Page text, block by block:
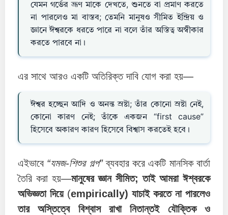
যেমন গর্ভের ভ্রূণ মাকে দেখতে, শুনতে বা প্রমাণ করতে
না পারলেও মা বাস্তব; তেমনি মানুষও সীমিত ইন্দ্রিয় ও
জ্ঞানে ঈশ্বরকে ধরতে পারে না বলে তাঁর অস্তিত্ব অস্বীকার
করতে পারবে না।
এর সাথে আরও একটি অতিরিক্ত দাবি যোগ করা হয়—
ঈশ্বর হচ্ছেন আদি ও অনন্ত স্রষ্টা; তাঁর কোনো স্রষ্টা নেই,
কোনো কারণ নেই; তাঁকে একজন “first cause”
হিসেবেঅকারণ কারণ হিসেবে বিশ্বাস করতেই হবে।
এইভাবে “যমজ-শিশুর গল্প”ব্যবহার করে একটি মানসিক বার্তা
তৈরি করা হয়—মানুষের জ্ঞান সীমিত; তাই আমরা ঈশ্বরকে
অভিজ্ঞতা দিয়ে(empirically) যাচাই করতে না পারলেও
তার অস্তিত্বে বিশ্বাস রাখা নিতান্তই যৌক্তিক ও